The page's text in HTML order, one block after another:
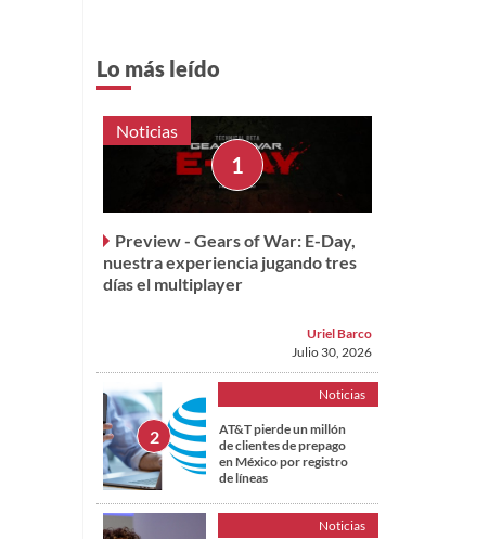
Lo más leído
Noticias
Preview - Gears of War: E-Day,
nuestra experiencia jugando tres
días el multiplayer
Uriel Barco
Julio 30, 2026
Noticias
AT&T pierde un millón
de clientes de prepago
en México por registro
de líneas
Noticias